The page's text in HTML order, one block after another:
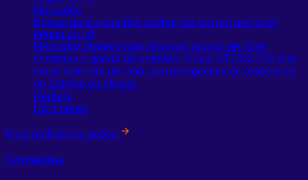
Mercados
Bolsas da Europa têm melhor dia em um ano com
trégua do Irã
Mercados reagem com alívio ao acordo de duas
semanas e queda do petróleo; índice STOXX 600 tem
maior salto em um ano com perspectiva de reabertura
do Estreito de Ormuz
Reuters
Há 5 horas
Mais notícias de ações
Conteúdos